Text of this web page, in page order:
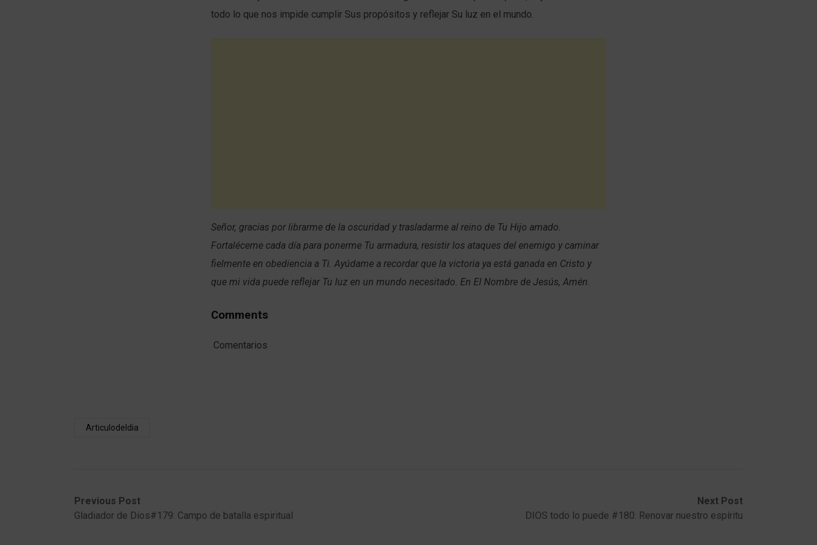
todo lo que nos impide cumplir Sus propósitos y reflejar Su luz en el mundo.
Señor, gracias por librarme de la oscuridad y trasladarme al reino de Tu Hijo amado.
Fortaléceme cada día para ponerme Tu armadura, resistir los ataques del enemigo y caminar
fielmente en obediencia a Ti. Ayúdame a recordar que la victoria ya está ganada en Cristo y
que mi vida puede reflejar Tu luz en un mundo necesitado. En El Nombre de Jesús, Amén.
Comments
Comentarios
Articulodeldia
Previous Post
Gladiador de Dios#179: Campo de batalla espiritual
Next Post
DIOS todo lo puede #180: Renovar nuestro espíritu